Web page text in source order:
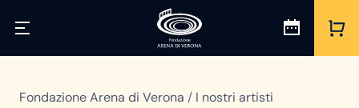
Fondazione Arena di Verona / I nostri artisti